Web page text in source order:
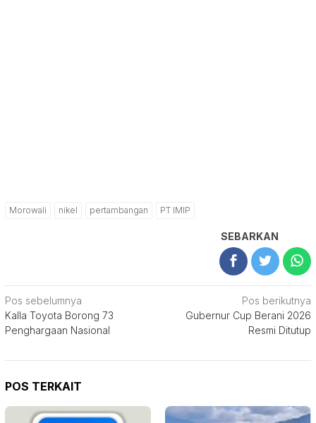
Morowali nikel pertambangan PT IMIP
SEBARKAN
Navigasi
pos
Pos sebelumnya
Kalla Toyota Borong 73
Penghargaan Nasional
Pos berikutnya
Gubernur Cup Berani 2026
Resmi Ditutup
POS TERKAIT